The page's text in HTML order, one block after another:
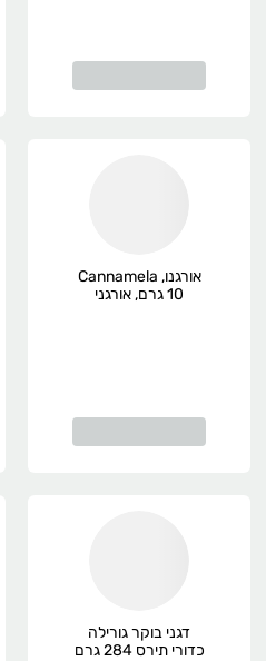
אורגנו, Cannamela
10 גרם, אורגני
דגני בוקר גורילה
כדורי תירס 284 גרם